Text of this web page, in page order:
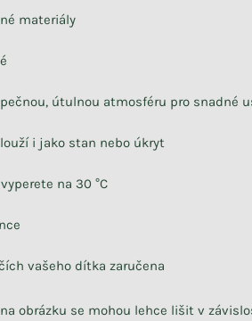
materiály
útulnou atmosféru pro snadné
i jako stan nebo úkryt
na 30 °C
vašeho dítka zaručena
obrázku se mohou lehce lišit v